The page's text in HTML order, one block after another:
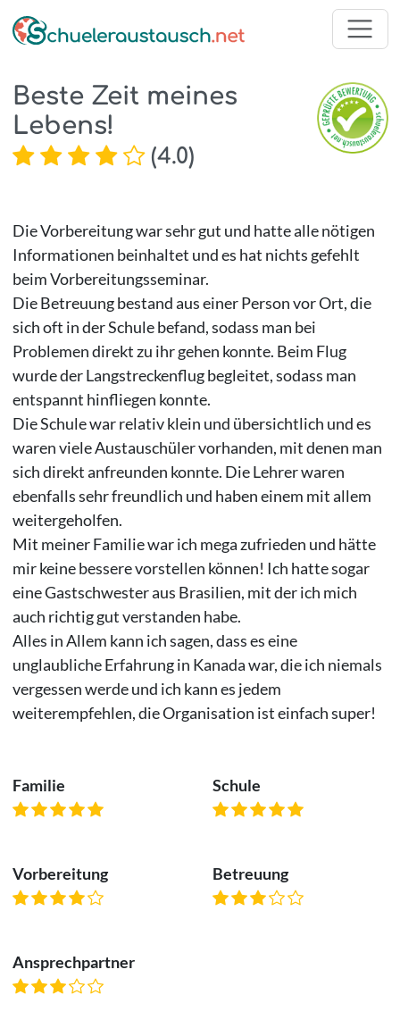
Beste Zeit meines
Lebens!
(4.0)
Die Vorbereitung war sehr gut und hatte alle nötigen
Informationen beinhaltet und es hat nichts gefehlt
beim Vorbereitungsseminar.
Die Betreuung bestand aus einer Person vor Ort, die
sich oft in der Schule befand, sodass man bei
Problemen direkt zu ihr gehen konnte. Beim Flug
wurde der Langstreckenflug begleitet, sodass man
entspannt hinfliegen konnte.
Die Schule war relativ klein und übersichtlich und es
waren viele Austauschüler vorhanden, mit denen man
sich direkt anfreunden konnte. Die Lehrer waren
ebenfalls sehr freundlich und haben einem mit allem
weitergeholfen.
Mit meiner Familie war ich mega zufrieden und hätte
mir keine bessere vorstellen können! Ich hatte sogar
eine Gastschwester aus Brasilien, mit der ich mich
auch richtig gut verstanden habe.
Alles in Allem kann ich sagen, dass es eine
unglaubliche Erfahrung in Kanada war, die ich niemals
vergessen werde und ich kann es jedem
weiterempfehlen, die Organisation ist einfach super!
Familie Schule
Vorbereitung Betreuung
Ansprechpartner